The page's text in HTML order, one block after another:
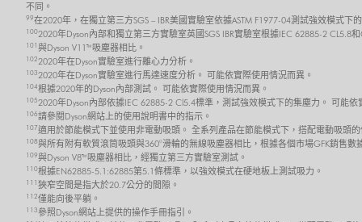
不同。
99在2020年，在獨立第三方SGS – IBR美國實驗室依據ASTM F1977-04測試強效模式下
1002020年Dyson內部和獨立第三方實驗室英國SGS IBR實驗室根據IEC 62885-2
101 與Dyson V11™吸塵器相比。
1022020年在Dyson實驗室進行離心力分析。
1032020年在Dyson實驗室進行馬達速度分析。 可能依實際使用情況而異。
104根據2020年的Dyson內部測試。 可能依實際使用情況而異。
1052020年Dyson內部依據IEC 62885-2 Cl5.4標準，測試強效模式下的集塵力。 可能
106請參閱Dyson網站上的使用說明書中的指示。
107適用於節能模式下並使用非電動吸頭。 全系列產品在節能模式下，搭配電動吸頭
108與所有附有軟質滾筒吸頭與360°滑輪的無線吸塵器相比，根據各個市場GFK銷售數
109與Dyson V8™吸塵器相比，經獨立第三方實驗室測試。
110根據EN62885-5.1:62885第5.1條標準，以強效模式在硬地板上測試吸力。
111 狹窄空間是指大於20.7公分的間隙。
112僅能向後平躺。
113參照Dyson網站上提供的操作手冊指引。